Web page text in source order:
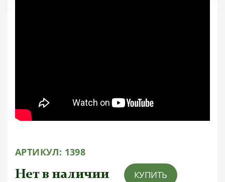
АРТИКУЛ: 1398
Нет в наличии КУПИТЬ